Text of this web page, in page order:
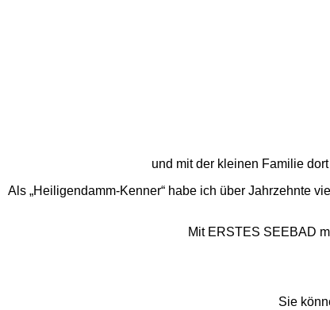
und mit der kleinen Familie
Als „Heiligendamm-Kenner“ habe ich über Jahrzehnte
Mit ERSTES SEEBAD
Sie